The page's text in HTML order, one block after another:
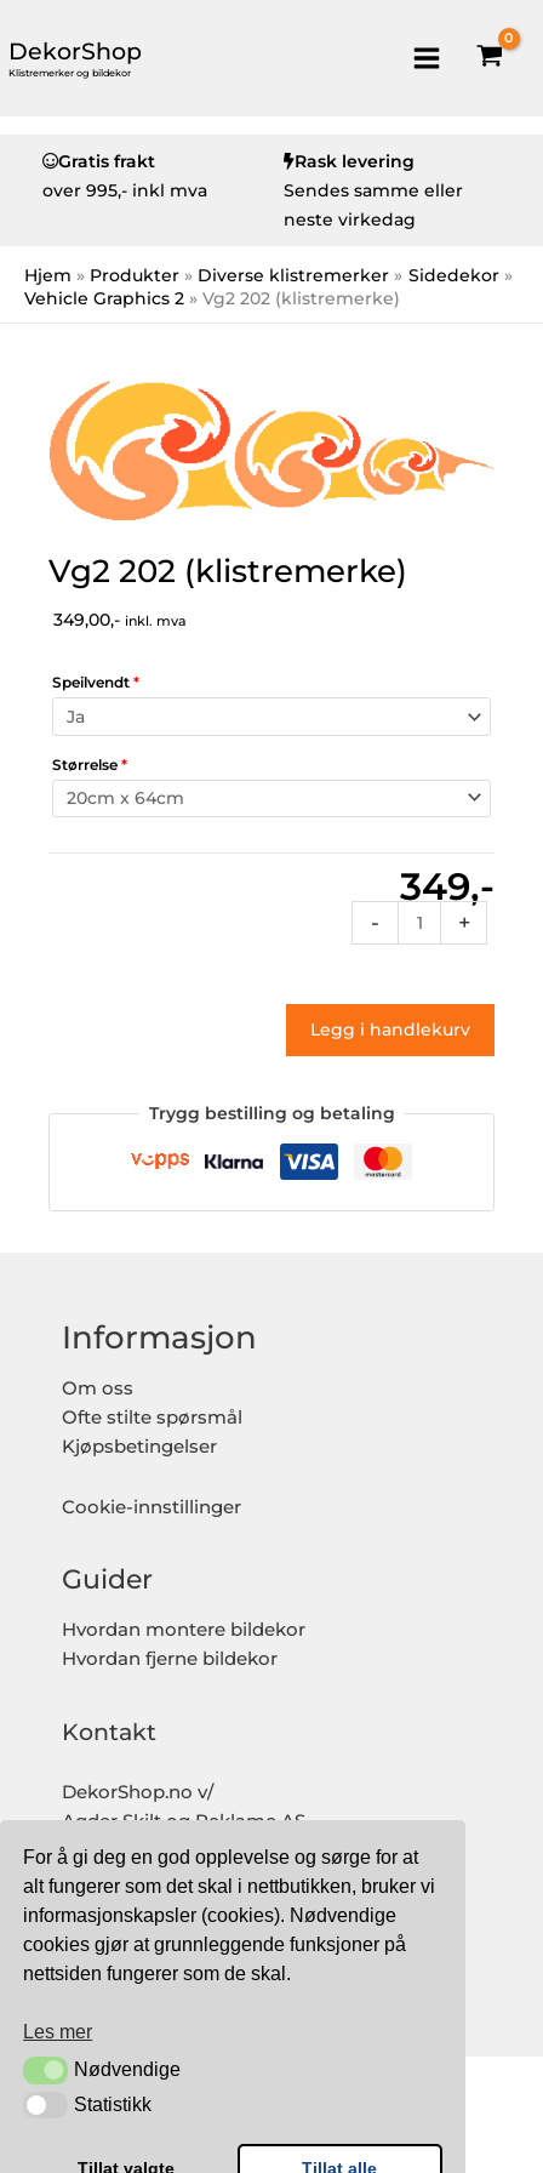
For å gi deg en god opplevelse og sørge for at
alt fungerer som det skal i nettbutikken, bruker vi
informasjonskapsler (cookies). Nødvendige
cookies gjør at grunnleggende funksjoner på
nettsiden fungerer som de skal.
Les mer
NødvendigeNødvendige
StatistikkStatistikk
Tillat valgte Tillat alle
DekorShop
Klistremerker og bildekor
Gratis frakt
over 995,- inkl mva
Rask levering
Sendes samme eller
neste virkedag
Hjem Produkter Diverse klistremerker
Sidedekor
Vehicle Graphics 2
Vg2 202 (klistremerke)
Vg2 202 (klistremerke)
349,00,- inkl. mva
Speilvendt *
Størrelse *
349,-
-
202
antall
+
Legg i handlekurv
Trygg bestilling og betaling
Informasjon
Om oss
Ofte stilte spørsmål
Kjøpsbetingelser
Cookie-innstillinger
Guider
Hvordan montere bildekor
Hvordan fjerne bildekor
Kontakt
DekorShop.no v/
Agder Skilt og Reklame AS
Org. nr: 997 633 016 MVA
salg@dekorshop.no
Tlf: 959 32 123
09.00 - 16.00
TRYGG BETALING MED: